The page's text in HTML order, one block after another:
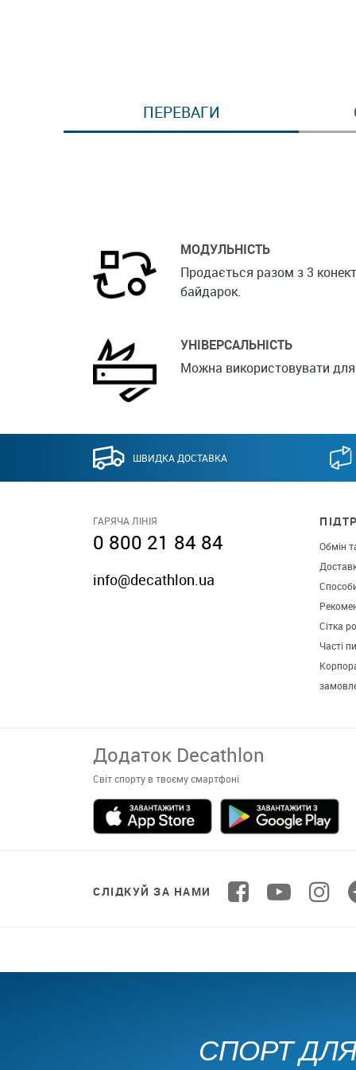
ПЕРЕВАГИ
МОДУЛЬНІСТЬ
Продається разом з 3
байдарок.
УНІВЕРСАЛЬНІСТЬ
Можна використовувати
ШВИДКА ДОСТАВКА
ГАРЯЧА ЛІНІЯ
0 800 21 84 84
info@decathlon.ua
Обмін
Сітка
Часті
Додаток Decathlon
Світ спорту в твоєму смартфоні
СЛІДКУЙ ЗА НАМИ
СПОРТ